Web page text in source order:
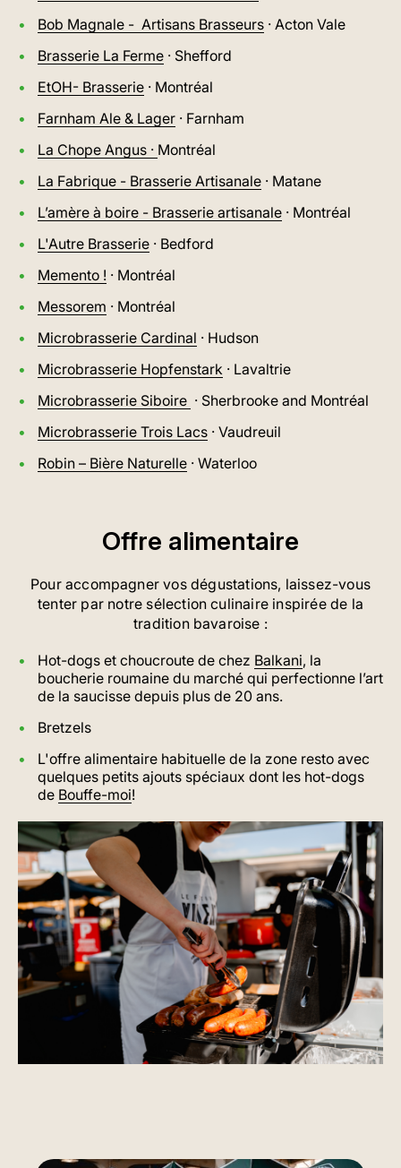
Bob Magnale - Artisans Brasseurs · Acton Vale
Brasserie La Ferme · Shefford
EtOH- Brasserie · Montréal
Farnham Ale & Lager · Farnham
La Chope Angus · Montréal
La Fabrique - Brasserie Artisanale · Matane
L’amère à boire - Brasserie artisanale · Montréal
L'Autre Brasserie · Bedford
Memento ! · Montréal
Messorem · Montréal
Microbrasserie Cardinal · Hudson
Microbrasserie Hopfenstark · Lavaltrie
Microbrasserie Siboire · Sherbrooke and Montréal
Microbrasserie Trois Lacs · Vaudreuil
Robin – Bière Naturelle · Waterloo
Offre alimentaire
Pour accompagner vos dégustations, laissez-vous
tenter par notre sélection culinaire inspirée de la
tradition bavaroise :
Hot-dogs et choucroute de chez Balkani, la
boucherie roumaine du marché qui perfectionne l’art
de la saucisse depuis plus de 20 ans.
Bretzels
L'offre alimentaire habituelle de la zone resto avec
quelques petits ajouts spéciaux dont les hot-dogs
de Bouffe-moi!